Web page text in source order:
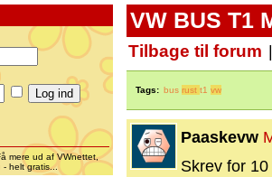
mere ud af VWnettet,
- helt gratis...
VW BUS T1
Tilbage til forum
Tags: bus rust t1 vw
Paaskevw
Skrev for